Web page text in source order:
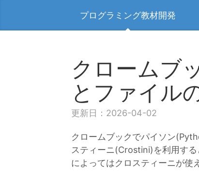
プログラミング教材開発
クロームブ
とファイル
更新日：2026-04-02
クロームブックでパイソン
スティーニ(Crostini)を利用す
によってはクロスティーニが使